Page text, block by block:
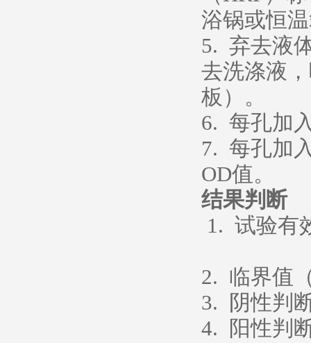
浴锅或恒
5. 弃去液
去洗涤液
板）。
6. 每孔加
7. 每孔加
OD值。
结果判断
1. 试验有
2. 临界值
3. 阴性判
4. 阳性判